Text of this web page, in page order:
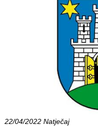
22/04/2022 Natječaj